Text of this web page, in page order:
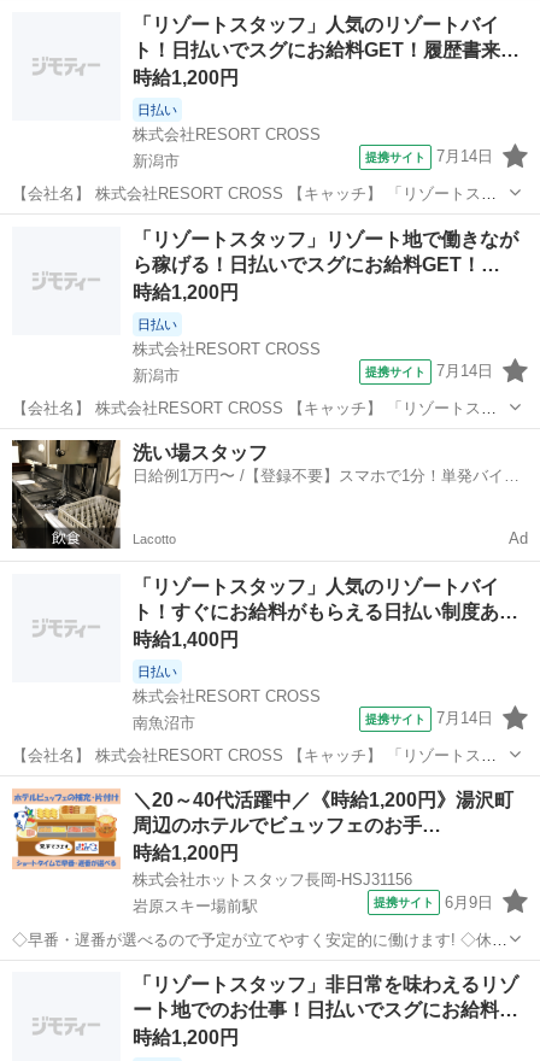
ッフ」非日常を味わえるリゾート地でのお仕事！日払い対応で毎日が
お給料日に！来社も履歴書も不要！ 【コメント】 ＼新規スタッフ100
名以上の大募集★...
ホテル
「リゾートスタッフ」人気のリゾートバイ
ト！日払いでスグにお給料GET！履歴書来…
時給1,200円
日払い
株式会社RESORT CROSS
新潟市
提携サイト 7月14日
【会社名】 株式会社RESORT CROSS 【キャッチ】 「リゾートスタ
ッフ」人気のリゾートバイト！日払いでスグにお給料GET！履歴書来
社不要でらくらく！ 【コメント】 ＼新規スタッフ100名以上の大募集
ホテル
「リゾートスタッフ」リゾート地で働きなが
ら稼げる！日払いでスグにお給料GET！…
時給1,200円
日払い
株式会社RESORT CROSS
新潟市
提携サイト 7月14日
【会社名】 株式会社RESORT CROSS 【キャッチ】 「リゾートスタ
ッフ」リゾート地で働きながら稼げる！日払いでスグにお給料GET！
履歴書来社不要でらくらく！ 【コメント】 ＼新規スタッフ100名以上
の大募集★／ ...
新潟 新潟市 ホテル
洗い場スタッフ
日給例1万円〜 /【登録不要】スマホで1分！単発バイト
Lacotto Ad
「リゾートスタッフ」人気のリゾートバイ
ト！すぐにお給料がもらえる日払い制度あ
り…
時給1,400円
日払い
株式会社RESORT CROSS
南魚沼市
提携サイト 7月14日
【会社名】 株式会社RESORT CROSS 【キャッチ】 「リゾートスタ
ッフ」人気のリゾートバイト！すぐにお給料がもらえる日払い制度あ
り！来社も履歴書も不要！ 【コメント】 ＼新規スタッフ100名以上の
大募集★／ 人気...
新潟 南魚沼市 ホテル
＼20～40代活躍中／《時給1,200円》湯沢町
周辺のホテルでビュッフェのお手…
時給1,200円
株式会社ホットスタッフ長岡-HSJ31156
岩原スキー場前駅
提携サイト 6月9日
◇早番・遅番が選べるので予定が立てやすく安定的に働けます! ◇休憩
なしの実働6時間勤務なので効率的に稼いでプライベート充実♪
────────────────── ＼お仕事の詳細♪/
────────────────── ...
岩原スキー場前駅 ホテル
「リゾートスタッフ」非日常を味わえるリゾ
ート地でのお仕事！日払いでスグにお給料…
時給1,200円